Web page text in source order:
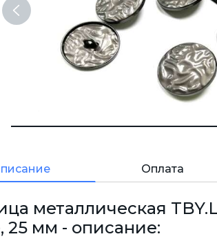
Previous
Оплата
металлическая
25 мм - описание: